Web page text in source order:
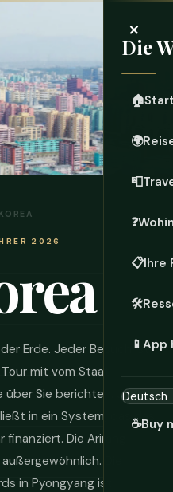
×
Die
🏠
🌍
📮
❓
📋Ihre
🛠️
📱 App
☕Buy
2026
Erde. Jeder Besuch ist
mit vom Staat
über Sie berichten. Jeder
in ein System, das das
Die Arirang-
Die
in Pyongyang ist